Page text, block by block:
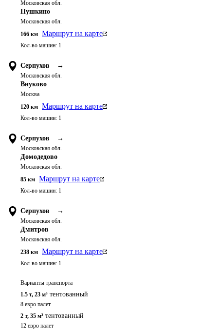
Московская обл.
Пушкино
Московская обл.
166 км Маршрут на карте
Кол-во машин: 1
Серпухов →
Московская обл.
Внуково
Москва
120 км Маршрут на карте
Кол-во машин: 1
Серпухов →
Московская обл.
Домодедово
Московская обл.
85 км Маршрут на карте
Кол-во машин: 1
Серпухов →
Московская обл.
Дмитров
Московская обл.
238 км Маршрут на карте
Кол-во машин: 1
Варианты транспорта
1.5 т, 23 м³ тентованный
8 евро палет
2 т, 35 м³ тентованный
12 евро палет